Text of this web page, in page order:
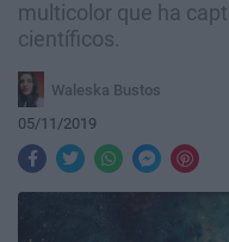
multicolor que ha
científicos.
Waleska Bustos
05/11/2019